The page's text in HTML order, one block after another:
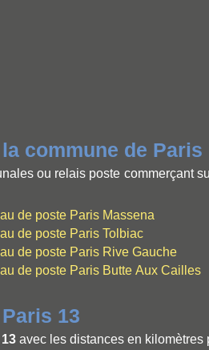
commune de Paris
ou relais poste commerçant
de poste Paris Massena
de poste Paris Tolbiac
de poste Paris Rive Gauche
de poste Paris Butte Aux Cailles
13
avec les distances en kilomètres